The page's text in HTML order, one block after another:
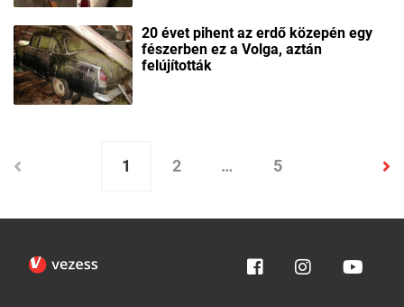
20 évet pihent az erdő közepén egy
fészerben ez a Volga, aztán
felújították
1 2 … 5